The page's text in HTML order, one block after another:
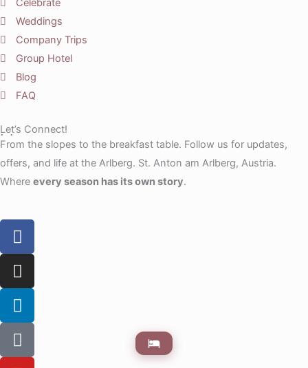
Weddings
Company Trips
Group Hotel
Blog
FAQ
Let’s Connect!
From the slopes to the breakfast table. Follow us for updates,
offers, and life at the Arlberg. St. Anton am Arlberg, Austria.
Where every season has its own story.
F
a
c
e
b
o
o
k
I
n
s
t
a
g
L
i
n
k
T
i